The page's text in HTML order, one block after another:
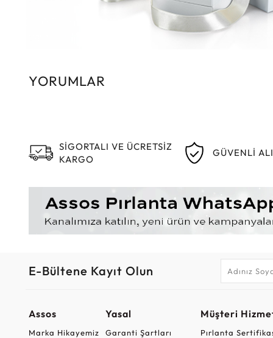
YORUMLAR
SİGORTALI VE ÜCRETSİZ
KARGO
GÜVENLİ
E-Bültene Kayıt Olun
Assos
Marka Hikayemiz
Yasal
Garanti Şartları
Müşteri
Pırlanta